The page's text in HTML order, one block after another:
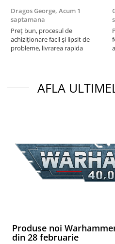
Puzzle 3D
Puzzle 8000 piese
Puzzle 150 piese
Puzzle 1000 piese fluorescent
Puzzle 350 piese
Puzzle 275 piese
Puzzle 550 piese
Paints & Tools
Dragos George, Acum 1
saptamana
Preț bun, procesul de
achiziționare facil și lipsit de
probleme, livrarea rapida
AFLA
Produse noi
din 28 februarie